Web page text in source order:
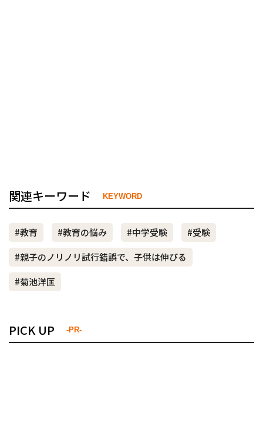
関連キーワード KEYWORD
#教育 #教育の悩み #中学受験
#受験
#親子のノリノリ試行錯誤で、子供は伸びる
#菊池洋匡
PICK UP -PR-